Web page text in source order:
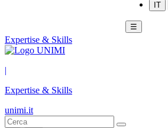
IT
☰
Expertise & Skills
|
Expertise & Skills
unimi.it